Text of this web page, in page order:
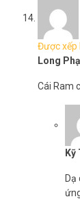
Được xếp
Long
Cái Ram
Kỹ